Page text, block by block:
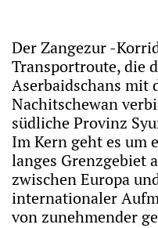
Der Zangezur -
Transportroute, die
Aserbaidschans mit
Nachitschewan
südliche Provinz
Im Kern geht es um
langes Grenzgebiet
zwischen Europa
internationaler
von zunehmender